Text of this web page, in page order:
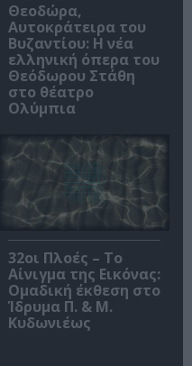
Θεοδώρα,
Αυτοκράτειρα του
Βυζαντίου: Η νέα
ελληνική όπερα του
Θεόδωρου Στάθη
στο θέατρο
Ολύμπια
32οι Πλοές – Το
Αίνιγμα της Εικόνας:
Ομαδική έκθεση στο
Ίδρυμα Π. & Μ.
Κυδωνιέως